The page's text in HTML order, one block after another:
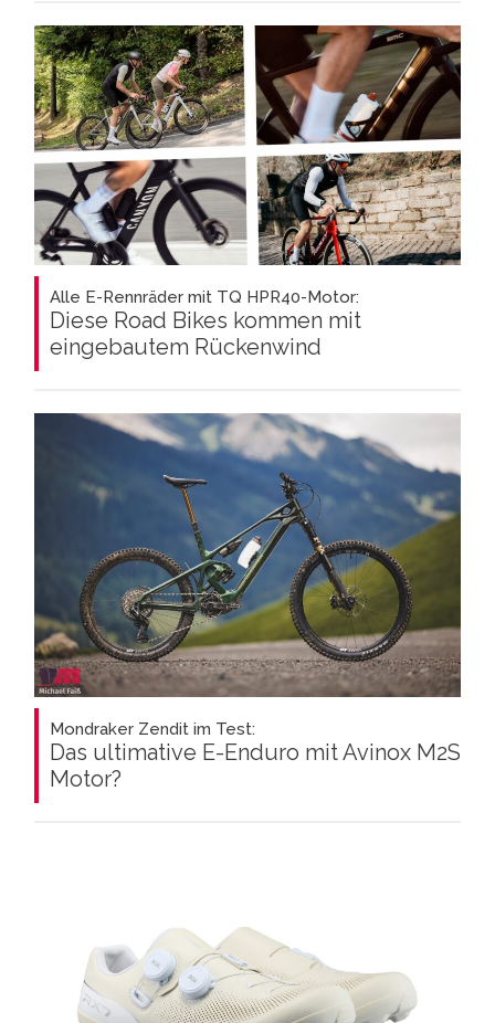
Alle E-Rennräder mit TQ HPR40-Motor:
Diese Road Bikes kommen mit
eingebautem Rückenwind
Mondraker Zendit im Test:
Das ultimative E-Enduro mit Avinox M2S
Motor?